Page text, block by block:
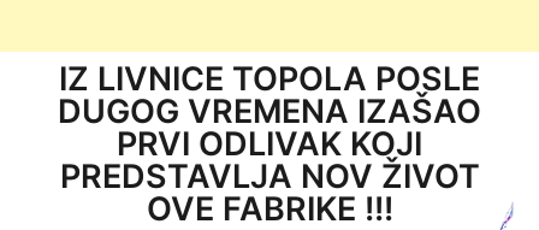
IZ LIVNICE TOPOLA POSLE
DUGOG VREMENA IZAŠAO
PRVI ODLIVAK KOJI
PREDSTAVLJA NOV ŽIVOT
OVE FABRIKE !!!